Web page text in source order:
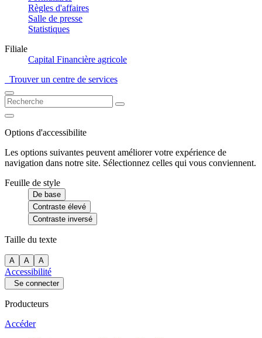
Règles d'affaires
Salle de presse
Statistiques
Filiale
Capital Financière agricole
Trouver un centre de services
Options d'accessibilite
Les options suivantes peuvent améliorer votre expérience de
navigation dans notre site. Sélectionnez celles qui vous conviennent.
Feuille de style
De base
Contraste élevé
Contraste inversé
Taille du texte
A A A
Accessibilité
Se connecter
Producteurs
Accéder